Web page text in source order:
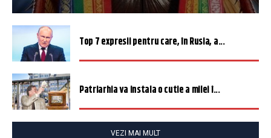
Top 7 expresii pentru care, în Rusia, a...
Patriarhia va instala o cutie a milei î...
VEZI MAI MULT